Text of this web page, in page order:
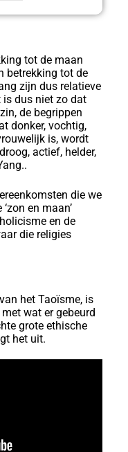
tot de maan
betrekking tot de
zijn dus relatieve
is dus niet zo dat
de begrippen
donker, vochtig,
is, wordt
actief, helder,
die we
en maan’
en de
die religies
het Taoïsme, is
wat er gebeurd
grote ethische
het uit.